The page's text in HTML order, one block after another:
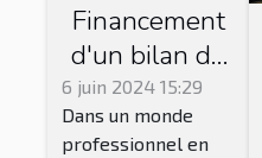
Financement
d'un bilan de
compétences :
options et
6 juin 2024 15:29
Dans un monde
professionnel en